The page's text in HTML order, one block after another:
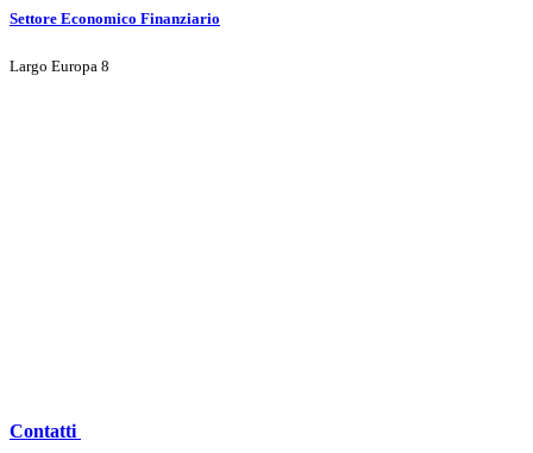
Settore Economico Finanziario
Largo Europa 8
Contatti